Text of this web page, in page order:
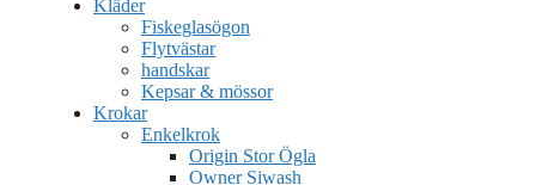
Kläder
Fiskeglasögon
Flytvästar
handskar
Kepsar & mössor
Krokar
Enkelkrok
Origin Stor Ögla
Owner Siwash